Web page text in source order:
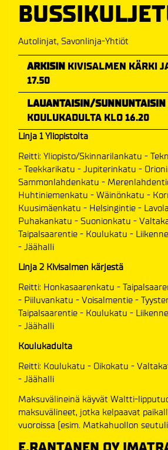
Autolinjat, Savonlinja-Yhtiöt
ARKISIN KIVISALMEN KÄRKI
17.50
LAUANTAISIN/SUNNUNTAISIN
KOULUKADULTA KLO 16.20
Linja 1 Yliopistolta
Reitti: Yliopisto/Skinnarilankatu -
- Teekkarikatu - Jupiterinkatu -
Sammonlahdenkatu -
Huhtiniemenkatu - Wäinönkatu -
Kuusimäenkatu - Helsingintie -
Puhakankatu - Suonionkatu -
Taipalsaarentie - Koulukatu -
- Jäähalli
Linja 2 Kivisalmen kärjestä
Reitti: Honkasaarenkatu -
- Piiluvankatu - Voisalmentie -
Taipalsaarentie - Koulukatu -
- Jäähalli
Koulukadulta
Reitti: Koulukatu - Oikokatu -
- Jäähalli
Maksuvälineinä käyvät Waltti-
maksuvälineet, jotka kelpaavat
vuoroissa (esim. Matkahuollon